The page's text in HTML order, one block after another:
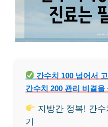
간수치 100 넘어서
간수치 200 관리 비결
지방간 정복! 간
기